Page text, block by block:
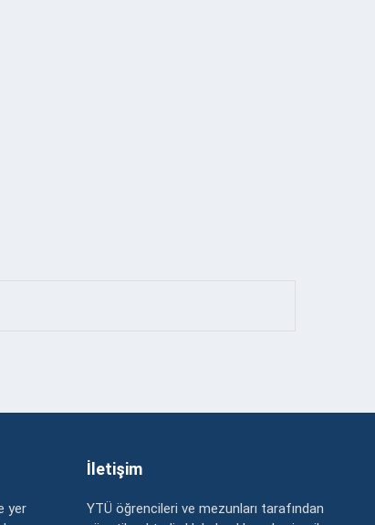
yer
İletişim
YTÜ öğrencileri ve mezunları tarafından